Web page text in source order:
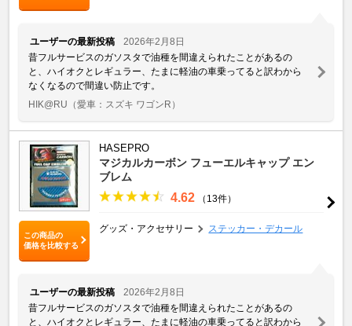
ユーザーの最新投稿
2026年2月8日
昔フルサービスのガソスタで油種を間違えられたことがあるの
と、ハイオクとレギュラー、たまに軽油の車乗ってると訳わから
なくなるので間違い防止です。
HIK@RU （愛車：スズキ ワゴンR）
この商品の
価格を比較する
HASEPRO
マジカルカーボン フューエルキャップ エン
ブレム
4.62 （13件）
グッズ・アクセサリー ステッカー・デカール
ユーザーの最新投稿
2026年2月8日
昔フルサービスのガソスタで油種を間違えられたことがあるの
と、ハイオクとレギュラー、たまに軽油の車乗ってると訳わから